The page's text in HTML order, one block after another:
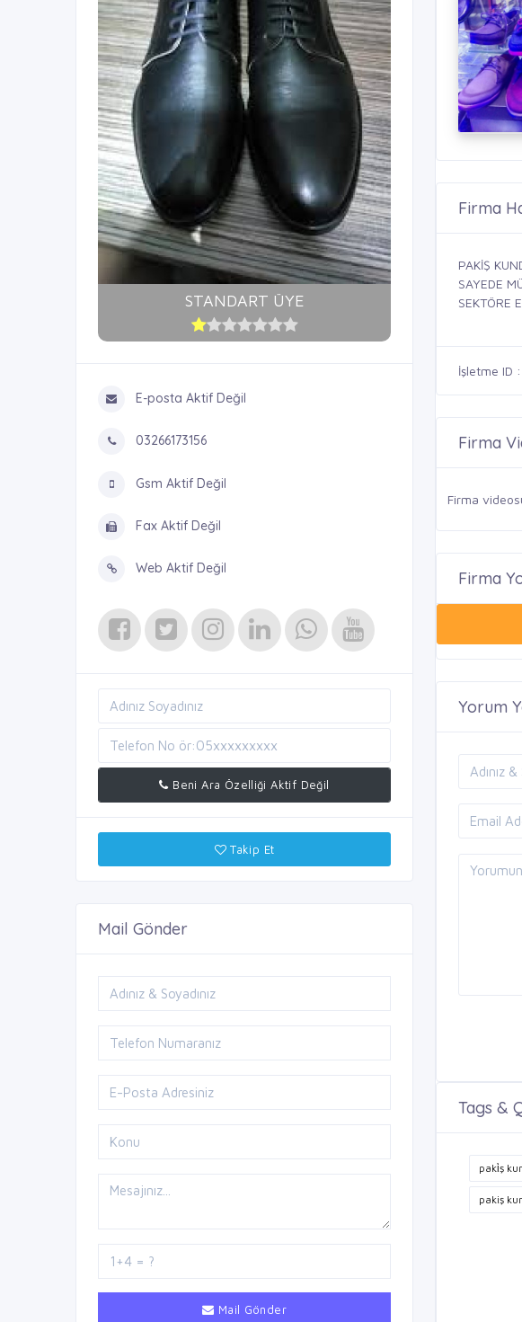
STANDART ÜYE
E-posta Aktif Değil
03266173156
Gsm Aktif Değil
Fax Aktif Değil
Web Aktif Değil
Beni Ara Özelliği Aktif Değil
Takip Et
Mail Gönder
Mail Gönder
Firma
PAKİŞ
SAYEDE
SEKTÖRE
İşletme ID
Firma
Firma
Firma
Yorum
Tags &
paki̇ş
pakiş